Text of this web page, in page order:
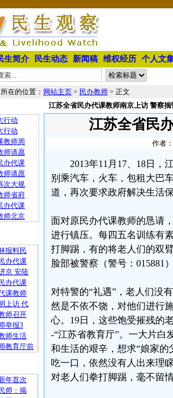
生简介 民生动态 新闻稿 维权经历 个人文
在的位置： 网站主页 > 民办教师 > 正文
行动
行动
教师周
师请愿
办代课
师请愿
次大规
师省府
办代课
师北京
报料民
办代课
京 安陆
办代课
课教师
上访 代
师召开
举报3
师生活
教育厅前
年首次
师：揭
江苏全省民办代课教师南京上访 警察揣
江苏全省民
作者
2013年11月17、18日，
别乘汽车，火车，包租大巴
道，再次要求政府解决生活
面对原民办代课教师的恳请
进行镇压。每四五名训练有
打脚踢，有的将老人们的双
脸部被警察（警号：015881
对特警的“礼遇”，老人们没
然是不依不饶，对他们进行
心。19日，这些饱受摧残的
-“江苏省教育厅”。一大片白
和生活的艰辛，想求“娘家
吃一口，依然没有人出来理
对老人们拳打脚踢，毫不留